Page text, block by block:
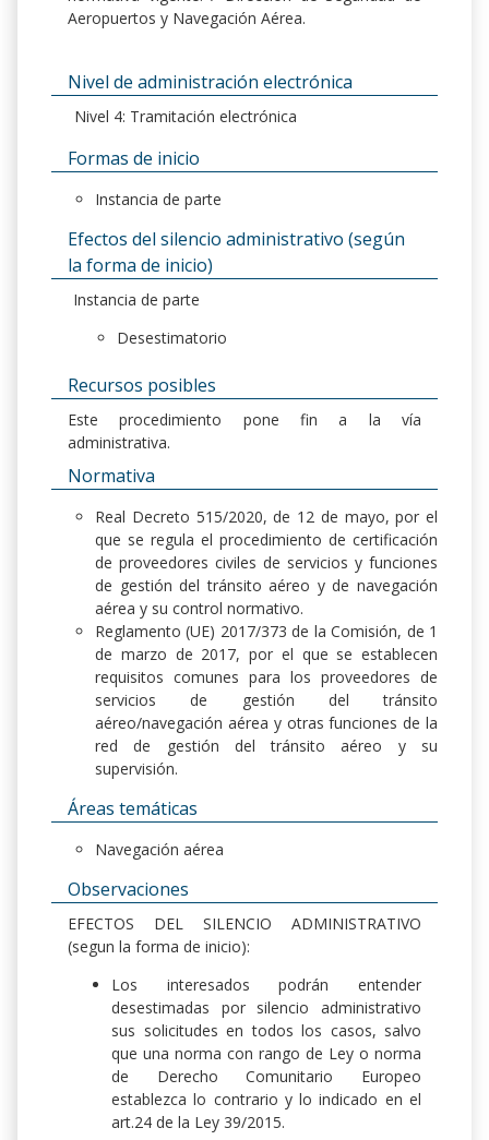
Aeropuertos y Navegación Aérea.
Nivel de administración electrónica
Nivel 4: Tramitación electrónica
Formas de inicio
Instancia de parte
Efectos del silencio administrativo (según
la forma de inicio)
Instancia de parte
Desestimatorio
Recursos posibles
Este procedimiento pone fin a la vía
administrativa.
Normativa
Real Decreto 515/2020, de 12 de mayo, por el
que se regula el procedimiento de certificación
de proveedores civiles de servicios y funciones
de gestión del tránsito aéreo y de navegación
aérea y su control normativo.
Reglamento (UE) 2017/373 de la Comisión, de 1
de marzo de 2017, por el que se establecen
requisitos comunes para los proveedores de
servicios de gestión del tránsito
aéreo/navegación aérea y otras funciones de la
red de gestión del tránsito aéreo y su
supervisión.
Áreas temáticas
Navegación aérea
Observaciones
EFECTOS DEL SILENCIO ADMINISTRATIVO
(segun la forma de inicio):
Los interesados podrán entender
desestimadas por silencio administrativo
sus solicitudes en todos los casos, salvo
que una norma con rango de Ley o norma
de Derecho Comunitario Europeo
establezca lo contrario y lo indicado en el
art.24 de la Ley 39/2015.